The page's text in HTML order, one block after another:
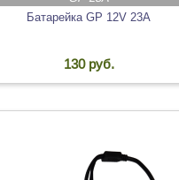
Батарейка GP 12V 23A
130 руб.